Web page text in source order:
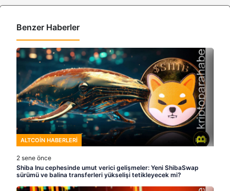
Benzer Haberler
ALTCOIN HABERLERI
2 sene önce
Shiba Inu cephesinde umut verici gelişmeler: Yeni ShibaSwap
sürümü ve balina transferleri yükselişi tetikleyecek mi?